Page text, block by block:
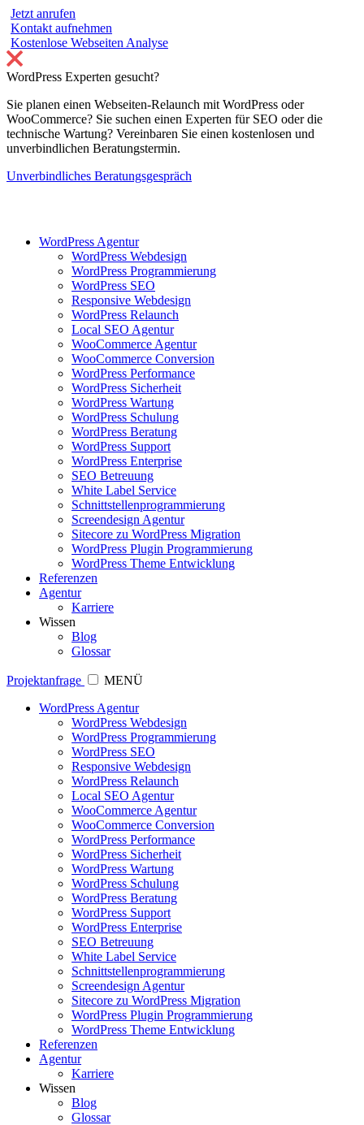
Jetzt anrufen
Kontakt aufnehmen
Kostenlose Webseiten Analyse
WordPress Experten gesucht?
Sie planen einen Webseiten-Relaunch mit WordPress oder
WooCommerce? Sie suchen einen Experten für SEO oder die
technische Wartung? Vereinbaren Sie einen kostenlosen und
unverbindlichen Beratungstermin.
Unverbindliches Beratungsgespräch
WordPress Agentur
WordPress Webdesign
WordPress Programmierung
WordPress SEO
Responsive Webdesign
WordPress Relaunch
Local SEO Agentur
WooCommerce Agentur
WooCommerce Conversion
WordPress Performance
WordPress Sicherheit
WordPress Wartung
WordPress Schulung
WordPress Beratung
WordPress Support
WordPress Enterprise
SEO Betreuung
White Label Service
Schnittstellenprogrammierung
Screendesign Agentur
Sitecore zu WordPress Migration
WordPress Plugin Programmierung
WordPress Theme Entwicklung
Referenzen
Agentur
Karriere
Wissen
Blog
Glossar
Projektanfrage
MENÜ
WordPress Agentur
WordPress Webdesign
WordPress Programmierung
WordPress SEO
Responsive Webdesign
WordPress Relaunch
Local SEO Agentur
WooCommerce Agentur
WooCommerce Conversion
WordPress Performance
WordPress Sicherheit
WordPress Wartung
WordPress Schulung
WordPress Beratung
WordPress Support
WordPress Enterprise
SEO Betreuung
White Label Service
Schnittstellenprogrammierung
Screendesign Agentur
Sitecore zu WordPress Migration
WordPress Plugin Programmierung
WordPress Theme Entwicklung
Referenzen
Agentur
Karriere
Wissen
Blog
Glossar